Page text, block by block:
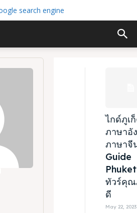
ไกด์ภูเ
ภาษาอั
ภาษาจี
Guide
ทัวร์คุ
ดี
May 22, 2023